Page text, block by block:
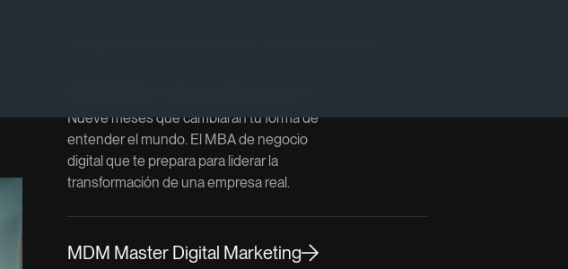
Nueve meses que cambiarán tu forma de
entender el mundo. El MBA de negocio
digital que te prepara para liderar la
transformación de una empresa real.
MDM Master Digital Marketing